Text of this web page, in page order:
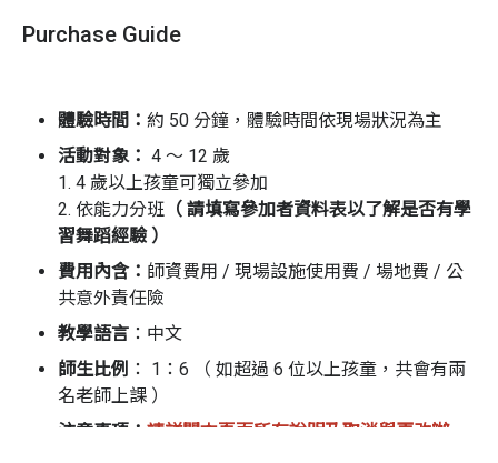
2. 室內地板均鋪設符合 SGS 檢驗合格的無毒 PE 軟性地墊
• 暖身時間
• 熱身時間
• 律動練習
• 舞蹈編排
• 成果展現（ 錄影 ）
師資介紹
Purchase Guide
體驗時間： 約 50 分鐘 ，體驗時間依現場狀況為主
活動對象： 4 ～ 12 歲
1. 4 歲以上孩童可獨立參加
2. 依能力分班 （ 請填寫參加者資料表以了解是否有學
習舞蹈經驗 ）
費用內含： 師資費用 / 現場設施使用費 / 場地費 / 公
共意外責任險
教學語言 ：中文
師生比例 ： 1：6 （ 如超過 6 位以上孩童，共會有兩
名老師上課 ）
注意事項： 請詳閱本頁面所有說明及取消與更改辦